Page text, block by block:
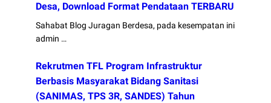
Desa, Download Format Pendataan TERBARU
Sahabat Blog Juragan Berdesa, pada kesempatan ini
admin …
Rekrutmen TFL Program Infrastruktur
Berbasis Masyarakat Bidang Sanitasi
(SANIMAS, TPS 3R, SANDES) Tahun